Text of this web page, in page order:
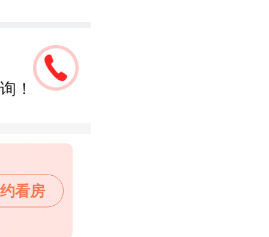
！
看房